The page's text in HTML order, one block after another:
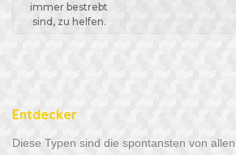
immer bestrebt
sind, zu helfen.
Entdecker
Diese Typen sind die spontansten von